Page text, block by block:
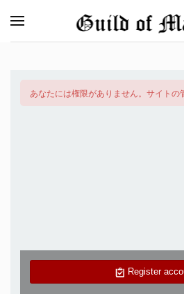
メインコンテンツへスキップ
あなたには権限がありません。サイトの
Register